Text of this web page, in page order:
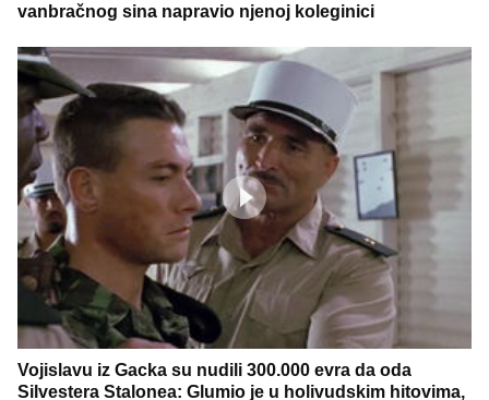
vanbračnog sina napravio njenoj koleginici
Vojislavu iz Gacka su nudili 300.000 evra da oda
Silvestera Stalonea: Glumio je u holivudskim hitovima,